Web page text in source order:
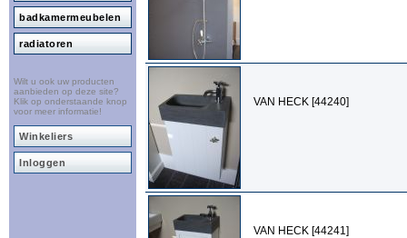
badkamermeubelen
radiatoren
Wilt u ook uw producten
aanbieden op deze site?
Klik op onderstaande knop
voor meer informatie!
Winkeliers
Inloggen
VAN HECK [44240]
VAN HECK [44241]